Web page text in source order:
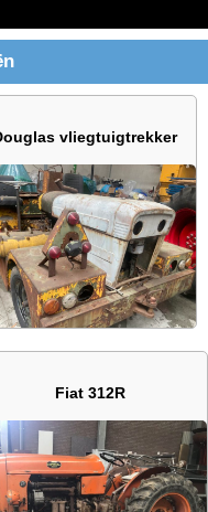
vliegtuigtrekker
Fiat 312R